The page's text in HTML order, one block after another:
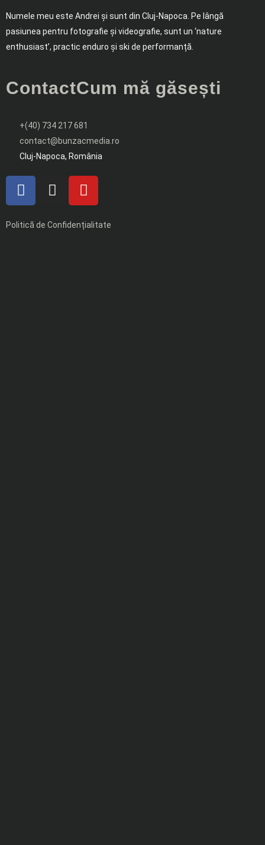
Numele meu este Andrei și sunt din Cluj-Napoca. Pe lângă
pasiunea pentru fotografie și videografie, sunt un ‘nature
enthusiast’, practic enduro și ski de performanță.
ContactCum mă găsești
+(40) 734 217 681
contact@bunzacmedia.ro
Cluj-Napoca, România
Politică de Confidențialitate